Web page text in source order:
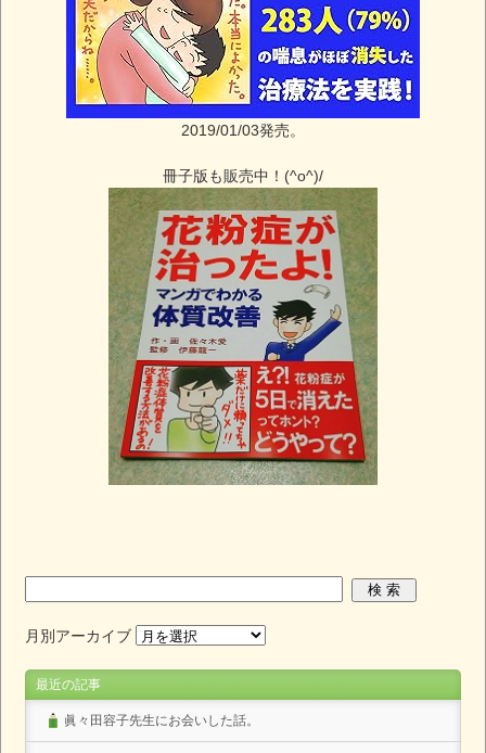
2019/01/03発売。
冊子版も販売中！(^o^)/
月別アーカイブ
最近の記事
眞々田容子先生にお会いした話。